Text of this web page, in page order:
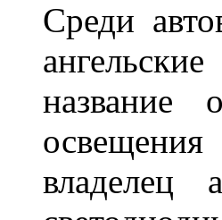
Среди
название
владелец